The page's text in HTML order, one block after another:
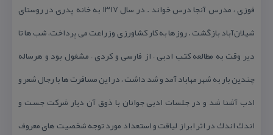
فوزی ، مدرس آنجا درس خواند . در سال ۱۳۱۷ به خانه پدری در روستای
شیلان‌آباد بازگشت . روزها به كار كشاورزی وزراعت می پرداخت، شب ها تا
دیر وقت به مطالعه كتب ادبی – از فارسی و كردی – مشغول بود و هرساله
چندین بار به شهر مهاباد آمد و شد داشت ، در این مسافرت ها با رجال شعر و
ادب آشنا شد و در جلسات ادبی جوانان با ذوق آن دیار شركت جست و
اندك اندك در اثر ابراز لیاقت و استعداد مورد توجه شخصیت های معروف